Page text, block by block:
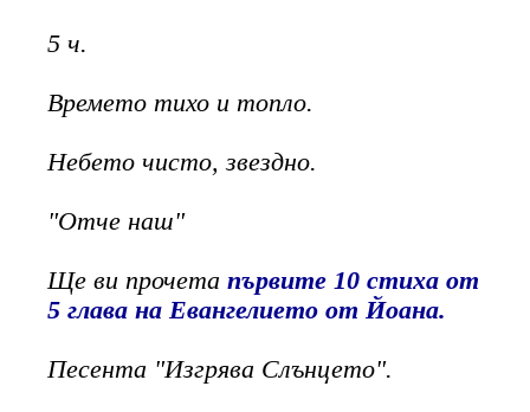
5 ч.
Времето тихо и топло.
Небето чисто, звездно.
"Отче наш"
Ще ви прочетапървите 10 стиха от
5 глава на Евангелието от Йоана.
Песента "Изгрява Слънцето".